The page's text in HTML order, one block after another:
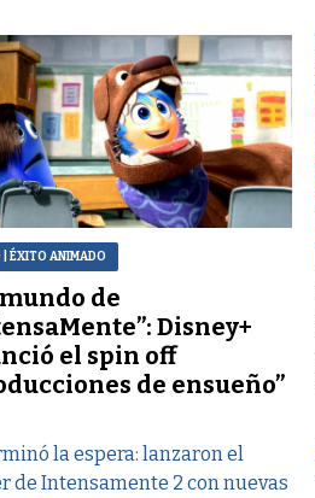
| ÉXITO ANIMADO
de
Disney+
el spin off
de ensueño”